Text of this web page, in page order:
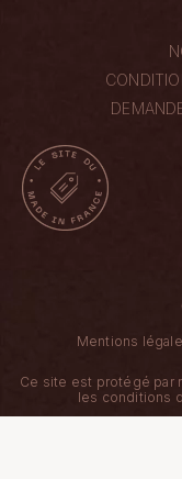
Mentions
Ce site est protégé par
les conditions